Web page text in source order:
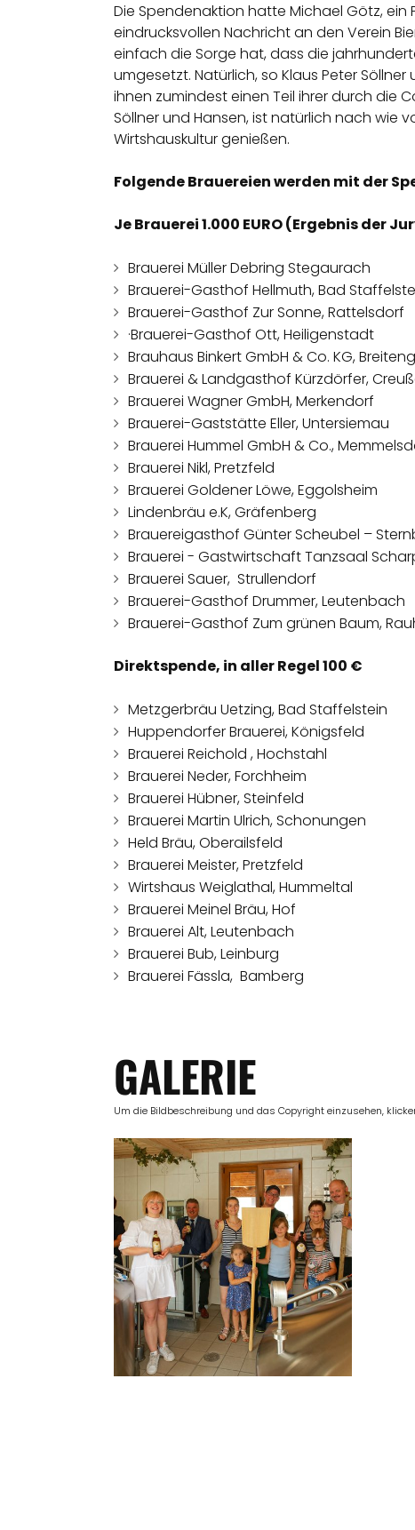
Die Spendenaktion hatte Michael Götz,
eindrucksvollen Nachricht an den Verein
einfach die Sorge hat, dass die
umgesetzt. Natürlich, so Klaus Peter
ihnen zumindest einen Teil ihrer durch die
Söllner und Hansen, ist natürlich nach wie
Wirtshauskultur genießen.
Folgende Brauereien werden mit der
Je Brauerei 1.000 EURO (Ergebnis der
Brauerei Müller Debring Stegaurach
Brauerei-Gasthof Hellmuth, Bad
Brauerei-Gasthof Zur Sonne, Rattelsdorf
·Brauerei-Gasthof Ott, Heiligenstadt
Brauhaus Binkert GmbH & Co. KG,
Brauerei & Landgasthof Kürzdörfer,
Brauerei Wagner GmbH, Merkendorf
Brauerei-Gaststätte Eller, Untersiemau
Brauerei Hummel GmbH & Co.,
Brauerei Nikl, Pretzfeld
Brauerei Goldener Löwe, Eggolsheim
Lindenbräu e.K, Gräfenberg
Brauereigasthof Günter Scheubel –
Brauerei - Gastwirtschaft Tanzsaal
Brauerei Sauer, Strullendorf
Brauerei-Gasthof Drummer, Leutenbach
Brauerei-Gasthof Zum grünen Baum,
Direktspende, in aller Regel 100 €
Metzgerbräu Uetzing, Bad Staffelstein
Huppendorfer Brauerei, Königsfeld
Brauerei Reichold , Hochstahl
Brauerei Neder, Forchheim
Brauerei Hübner, Steinfeld
Brauerei Martin Ulrich, Schonungen
Held Bräu, Oberailsfeld
Brauerei Meister, Pretzfeld
Wirtshaus Weiglathal, Hummeltal
Brauerei Meinel Bräu, Hof
Brauerei Alt, Leutenbach
Brauerei Bub, Leinburg
Brauerei Fässla, Bamberg
GALERIE
Um die Bildbeschreibung und das Copyright einzusehen,